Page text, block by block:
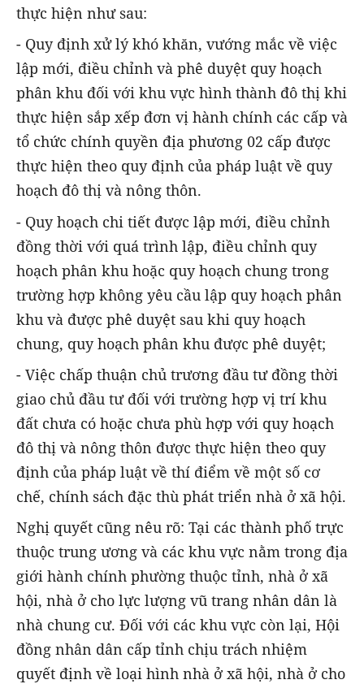
thực hiện như sau:
- Quy định xử lý khó khăn, vướng mắc về việc
lập mới, điều chỉnh và phê duyệt quy hoạch
phân khu đối với khu vực hình thành đô thị khi
thực hiện sắp xếp đơn vị hành chính các cấp và
tổ chức chính quyền địa phương 02 cấp được
thực hiện theo quy định của pháp luật về quy
hoạch đô thị và nông thôn.
- Quy hoạch chi tiết được lập mới, điều chỉnh
đồng thời với quá trình lập, điều chỉnh quy
hoạch phân khu hoặc quy hoạch chung trong
trường hợp không yêu cầu lập quy hoạch phân
khu và được phê duyệt sau khi quy hoạch
chung, quy hoạch phân khu được phê duyệt;
- Việc chấp thuận chủ trương đầu tư đồng thời
giao chủ đầu tư đối với trường hợp vị trí khu
đất chưa có hoặc chưa phù hợp với quy hoạch
đô thị và nông thôn được thực hiện theo quy
định của pháp luật về thí điểm về một số cơ
chế, chính sách đặc thù phát triển nhà ở xã hội.
Nghị quyết cũng nêu rõ: Tại các thành phố trực
thuộc trung ương và các khu vực nằm trong địa
giới hành chính phường thuộc tỉnh, nhà ở xã
hội, nhà ở cho lực lượng vũ trang nhân dân là
nhà chung cư. Đối với các khu vực còn lại, Hội
đồng nhân dân cấp tỉnh chịu trách nhiệm
quyết định về loại hình nhà ở xã hội, nhà ở cho